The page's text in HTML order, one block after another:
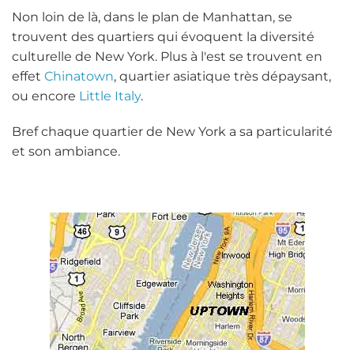
Non loin de là, dans le plan de Manhattan, se
trouvent des quartiers qui évoquent la diversité
culturelle de New York. Plus à l'est se trouvent en
effet Chinatown, quartier asiatique très dépaysant,
ou encore Little Italy.
Bref chaque quartier de New York a sa particularité
et son ambiance.